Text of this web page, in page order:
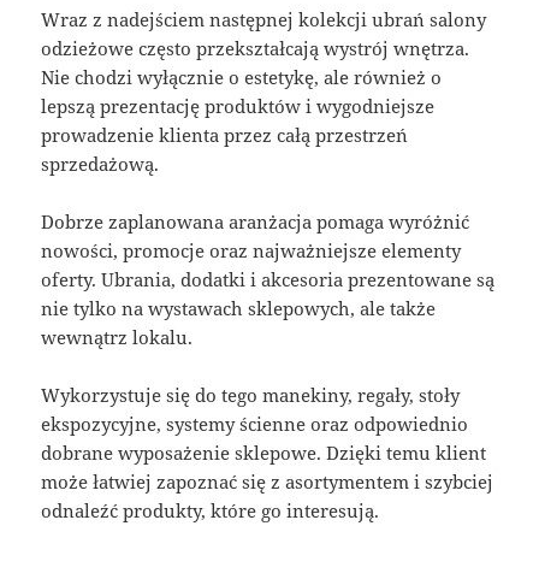
Wraz z nadejściem następnej kolekcji ubrań salony
odzieżowe często przekształcają wystrój wnętrza.
Nie chodzi wyłącznie o estetykę, ale również o
lepszą prezentację produktów i wygodniejsze
prowadzenie klienta przez całą przestrzeń
sprzedażową.
Dobrze zaplanowana aranżacja pomaga wyróżnić
nowości, promocje oraz najważniejsze elementy
oferty. Ubrania, dodatki i akcesoria prezentowane są
nie tylko na wystawach sklepowych, ale także
wewnątrz lokalu.
Wykorzystuje się do tego manekiny, regały, stoły
ekspozycyjne, systemy ścienne oraz odpowiednio
dobrane wyposażenie sklepowe. Dzięki temu klient
może łatwiej zapoznać się z asortymentem i szybciej
odnaleźć produkty, które go interesują.